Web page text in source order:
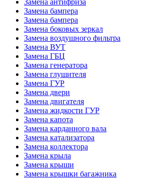
Замена антифриза
Замена бампера
Замена бампера
Замена боковых зеркал
Замена воздушного фильтра
Замена ВУТ
Замена ГБЦ
Замена генератора
Замена глушителя
Замена ГУР
Замена двери
Замена двигателя
Замена жидкости ГУР
Замена капота
Замена карданного вала
Замена катализатора
Замена коллектора
Замена крыла
Замена крыши
Замена крышки багажника